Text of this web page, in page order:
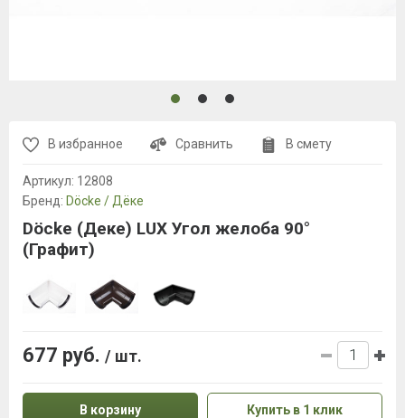
В избранное Сравнить В смету
Артикул: 12808
Бренд: Döcke / Дёке
Döcke (Деке) LUX Угол желоба 90°
(Графит)
677 руб. / шт.
В корзину Купить в 1 клик